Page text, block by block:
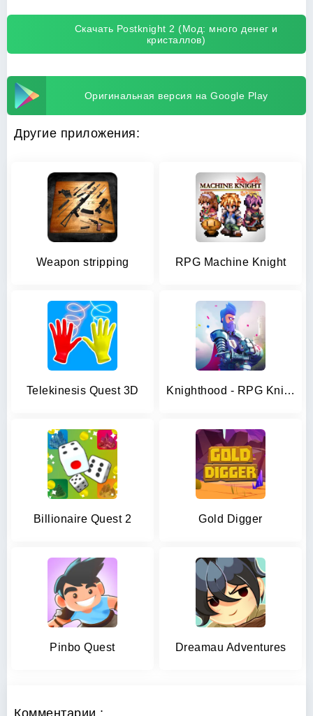
Скачать Postknight 2 (Мод: много денег и
кристаллов)
Оригинальная версия на Google Play
Другие приложения:
Weapon stripping RPG Machine Knight
Telekinesis Quest 3D Knighthood - RPG Knights
Billionaire Quest 2 Gold Digger
Pinbo Quest Dreamau Adventures
Комментарии :